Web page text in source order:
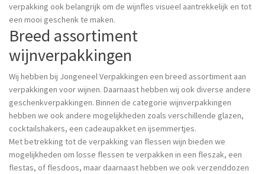
verpakking ook belangrijk om de wijnfles visueel aantrekkelijk en tot
een mooi geschenk te maken.
Breed assortiment
wijnverpakkingen
Wij hebben bij Jongeneel Verpakkingen een breed assortiment aan
verpakkingen voor wijnen. Daarnaast hebben wij ook diverse andere
geschenkverpakkingen. Binnen de categorie wijnverpakkingen
hebben we ook andere mogelijkheden zoals verschillende glazen,
cocktailshakers, een cadeaupakket en ijsemmertjes.
Met betrekking tot de verpakking van flessen wijn bieden we
mogelijkheden om losse flessen te verpakken in een fleszak, een
flestas, of flesdoos, maar daarnaast hebben we ook verzenddozen